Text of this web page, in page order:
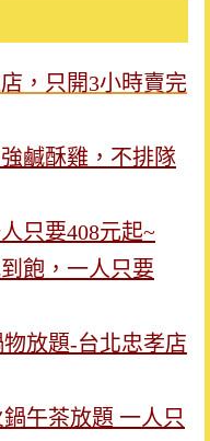
，只開3小時賣完
鹹酥雞，不排隊
只要408元起~
飽，一人只要
物放題-台北忠孝店
午茶放題 一人只